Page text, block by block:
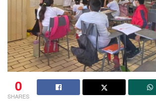
0
SHARES